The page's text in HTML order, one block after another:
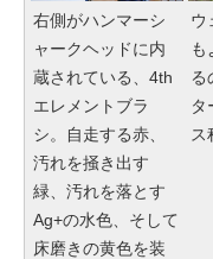
右側がハンマーシ
ャークヘッドに内
蔵されている、4th
エレメントブラ
シ。自走する赤、
汚れを掻き出す
緑、汚れを落とす
Ag+の水色、そして
床磨きの黄色を装
ウ
も
る
タ
ス